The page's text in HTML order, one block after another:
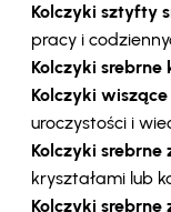
Kolczyki sztyfty
pracy i
Kolczyki srebrne
Kolczyki
uroczystości i
Kolczyki srebrne
kryształami lub
Kolczyki srebrne